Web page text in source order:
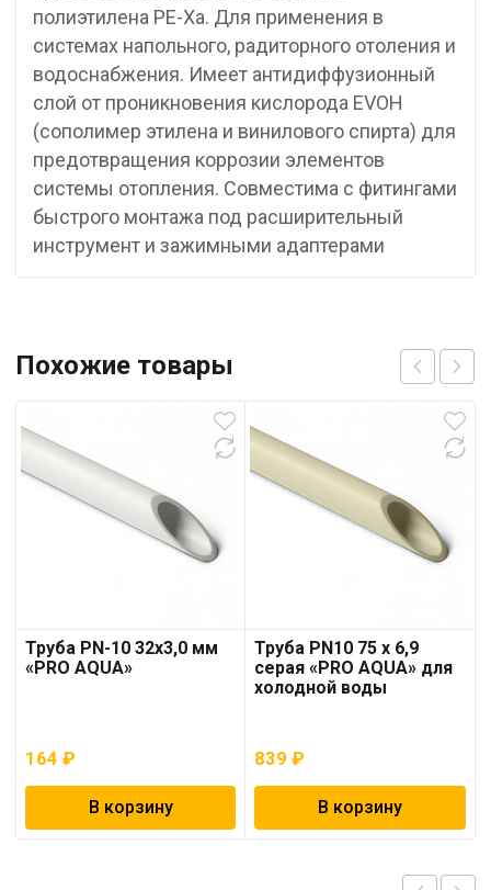
полиэтилена PE-Xa. Для применения в
системах напольного, радиторного отоления и
водоснабжения. Имеет антидиффузионный
слой от проникновения кислорода EVOH
(сополимер этилена и винилового спирта) для
предотвращения коррозии элементов
системы отопления. Совместима с фитингами
быстрого монтажа под расширительный
инструмент и зажимными адаптерами
Похожие товары
Труба PN-10 32х3,0 мм
«PRO AQUA»
164 ₽
В корзину
Труба PN10 75 x 6,9
серая «PRO AQUA» для
холодной воды
839₽
В корзину